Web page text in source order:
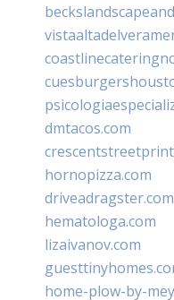
dmtacos.com
hornopizza.com
driveadragster.com
hematologa.com
lizaivanov.com
home-plow-by-